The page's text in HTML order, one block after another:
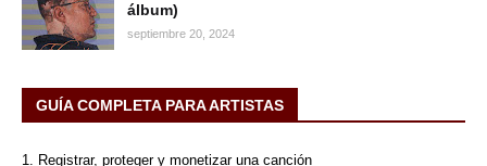
álbum)
septiembre 20, 2024
GUÍA COMPLETA PARA ARTISTAS
1. Registrar, proteger y monetizar una canción